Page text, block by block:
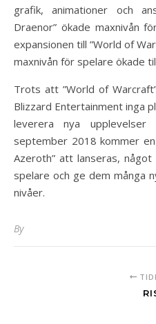
grafik, animationer och
Draenor” ökade maxnivån
expansionen till ”World of
maxnivån för spelare ökade
Trots att ”World of
Blizzard Entertainment inga
leverera nya
september 2018 kommer
Azeroth” att lanseras,
spelare och ge dem många
nivåer.
By